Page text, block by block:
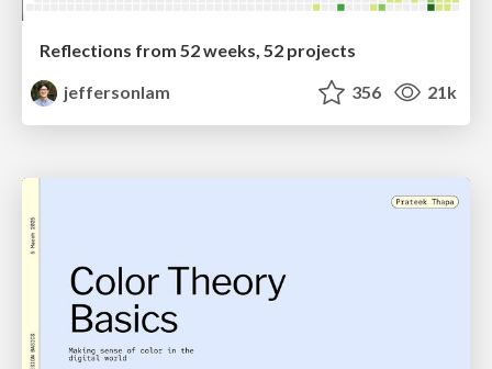
Reflections from 52 weeks, 52 projects
jeffersonlam
356 21k